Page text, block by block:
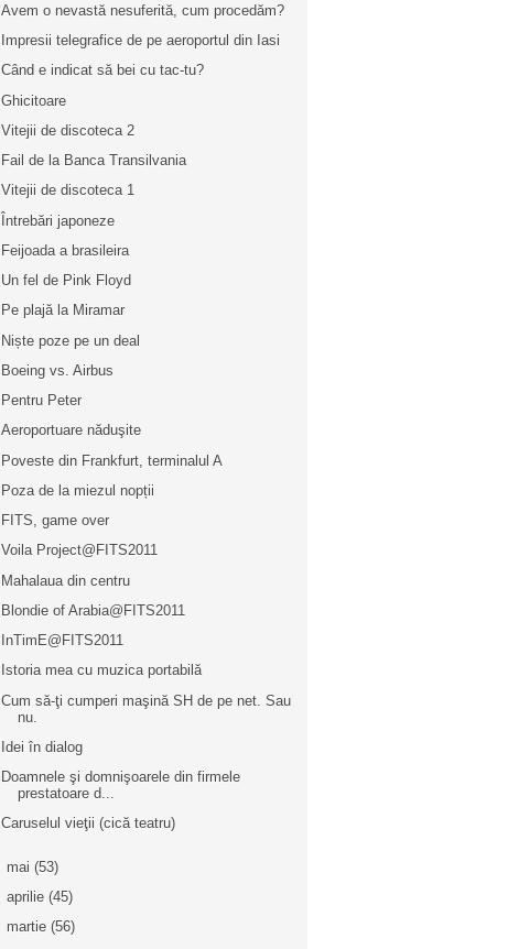
Avem o nevastă nesuferită, cum procedăm?
Impresii telegrafice de pe aeroportul din Iasi
Când e indicat să bei cu tac-tu?
Ghicitoare
Vitejii de discoteca 2
Fail de la Banca Transilvania
Vitejii de discoteca 1
Întrebări japoneze
Feijoada a brasileira
Un fel de Pink Floyd
Pe plajă la Miramar
Niște poze pe un deal
Boeing vs. Airbus
Pentru Peter
Aeroportuare năduşite
Poveste din Frankfurt, terminalul A
Poza de la miezul nopții
FITS, game over
Voila Project@FITS2011
Mahalaua din centru
Blondie of Arabia@FITS2011
InTimE@FITS2011
Istoria mea cu muzica portabilă
Cum să-ţi cumperi maşină SH de pe net. Sau
nu.
Idei în dialog
Doamnele şi domnişoarele din firmele
prestatoare d...
Caruselul vieţii (cică teatru)
mai (53)
aprilie (45)
martie (56)